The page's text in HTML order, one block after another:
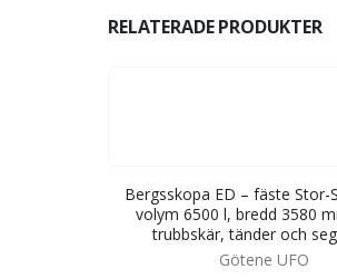
RELATERADE PRODUKTER
Bergsskopa ED – fäste Stor-
volym 6500 l, bredd 3580
trubbskär, tänder och
Götene UFO